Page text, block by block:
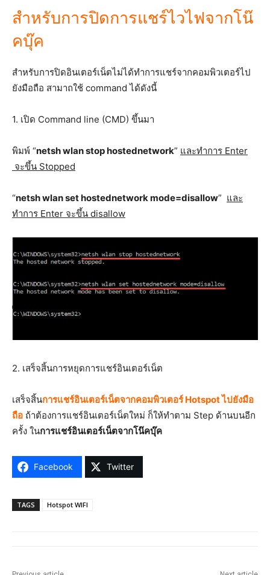
สำหรับการปิดการแชร์ไวไฟจากโน๊
คบุ๊ค
สำหรับการปิดอินเตอร์เน็ตไม่ได้ทำการแชร์จากคอมพิวเตอร์ไป
ยังมือถือ สามาถใช้ command ได้ดังนี้
1. เปิด Command line (CMD) ขึ้นมา
พิมพ์ “netsh wlan stop hostednetwork” และทำการ Enter
จะขึ้น Stopped
“netsh wlan set hostednetwork mode=disallow” และ
ทำการ Enter จะขึ้น disallow
2. เสร็จสิ้นการหยุดการแชร์อินเตอร์เน็ต
เสร็จสิ้นการแชร์อินเตอร์เน็ตจากคอมพิวเตอร์ Hotspot ไปยังมือ
ถือ ถ้าต้องการแชร์อินเตอร์เน็ตใหม่ ก็ให้ทำตาม Step ด้านบนอีก
ครั้ง ในการแชร์อินเตอร์เน็ตจากโน๊คบุ๊ค
Facebook Twitter
TAGS Hotspot WIFI